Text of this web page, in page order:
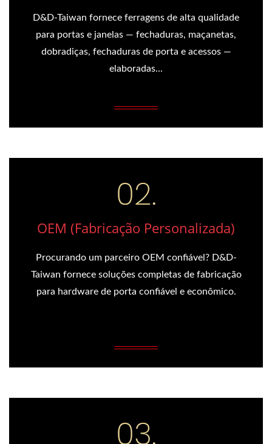
D&D-Taiwan fornece ferragens de alta qualidade
para portas e janelas — fechaduras, maçanetas,
dobradiças, fechaduras de porta e acessos —
elaboradas...
OEM (Fabricação Personalizada)
Procurando um parceiro OEM confiável? D&D-
Taiwan fornece soluções completas de fabricação
para hardware de porta confiável e econômico.